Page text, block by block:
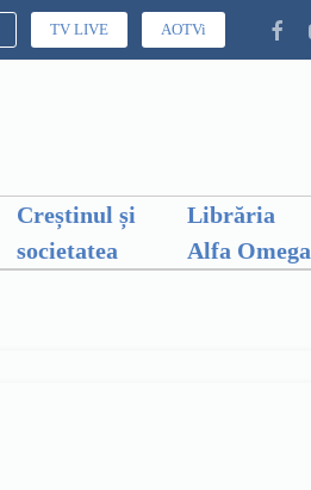
TV LIVE AOTVi
Creștinul și
societatea
Librăria
Alfa Omega